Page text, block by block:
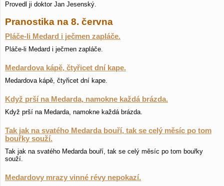
Provedl ji doktor Jan Jesenský.
Pranostika na 8. června
Pláče-li Medard i ječmen zapláče.
Pláče-li Medard i ječmen zapláče.
Medardova kápě, čtyřicet dní kape.
Medardova kápě, čtyřicet dní kape.
Když prší na Medarda, namokne každá brázda.
Když prší na Medarda, namokne každá brázda.
Tak jak na svatého Medarda bouří, tak se celý měsíc po tom
bouřky souží.
Tak jak na svatého Medarda bouří, tak se celý měsíc po tom bouřky
souží.
Medardovy mrazy vinné révy nepokazí.